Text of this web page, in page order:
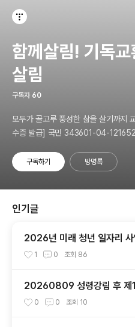
함께살림! 기독교
살림
구독자 60
모두가 골고루 풍성한 삶을 살기까지
수증 발급] 국민 343601-04-121652
구독하기 방명록
인기글
2026년 미래 청년 일자리
모집1 0 조회 86
20260809 성령강림 후 제
계돌봄52주편지
0 0 조회 10